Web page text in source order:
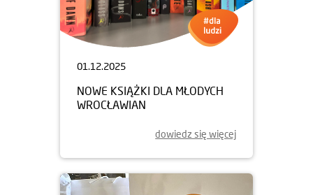
01.12.2025
NOWE KSIĄŻKI DLA MŁODYCH
WROCŁAWIAN
dowiedz się więcej